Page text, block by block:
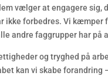
vælger at engagere sig,
ikke forbedres. Vi
andre faggrupper har på
og tryghed på
kan vi skabe forandring